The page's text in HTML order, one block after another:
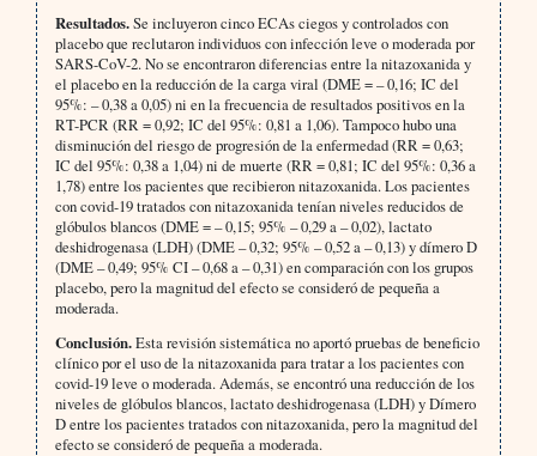
Resultados.Se incluyeron cinco ECAs ciegos y controlados con
placebo que reclutaron individuos con infección leve o moderada por
SARS-CoV-2. No se encontraron diferencias entre la nitazoxanida y
el placebo en la reducción de la carga viral (DME = – 0,16; IC del
95%: – 0,38 a 0,05) ni en la frecuencia de resultados positivos en la
RT-PCR (RR = 0,92; IC del 95%: 0,81 a 1,06). Tampoco hubo una
disminución del riesgo de progresión de la enfermedad (RR = 0,63;
IC del 95%: 0,38 a 1,04) ni de muerte (RR = 0,81; IC del 95%: 0,36 a
1,78) entre los pacientes que recibieron nitazoxanida. Los pacientes
con covid-19 tratados con nitazoxanida tenían niveles reducidos de
glóbulos blancos (DME = – 0,15; 95% – 0,29 a – 0,02), lactato
deshidrogenasa (LDH) (DME – 0,32; 95% – 0,52 a – 0,13) y dímero D
(DME – 0,49; 95% CI – 0,68 a – 0,31) en comparación con los grupos
placebo, pero la magnitud del efecto se consideró de pequeña a
moderada.
Conclusión.Esta revisión sistemática no aportó pruebas de beneficio
clínico por el uso de la nitazoxanida para tratar a los pacientes con
covid-19 leve o moderada. Además, se encontró una reducción de los
niveles de glóbulos blancos, lactato deshidrogenasa (LDH) y Dímero
D entre los pacientes tratados con nitazoxanida, pero la magnitud del
efecto se consideró de pequeña a moderada.